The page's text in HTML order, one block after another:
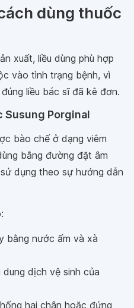
dùng thuốc
xuất, liều dùng phù hợp
vào tình trạng bệnh, vì
liều bác sĩ đã kê đơn.
Susung Porginal
bào chế ở dạng viêm
bằng đường đặt âm
dụng theo sự hướng dẫn
bằng nước ấm và xà
dịch vệ sinh của
hai chân hoặc đứng